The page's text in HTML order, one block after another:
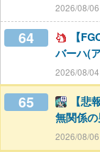
2026/08/
64
【
バーハ(
2026/08/
65
【悲
無関係の
2026/08/